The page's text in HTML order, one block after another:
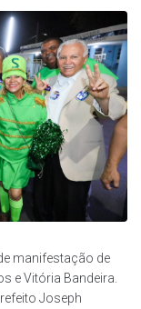
manifestação de
e Vitória Bandeira.
Joseph